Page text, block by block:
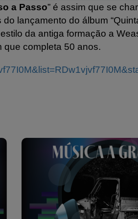
a Passo” é assim que se
lançamento do álbum
da antiga formação a
que completa 50 anos.